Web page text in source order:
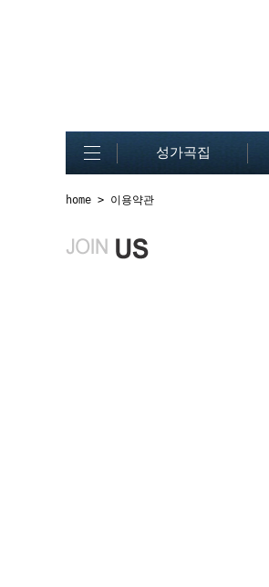
성가곡집
home > 이용약관